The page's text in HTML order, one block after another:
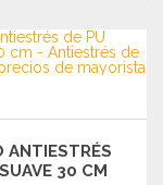
un presupuesto
ANTIESTRÉS
30 CM